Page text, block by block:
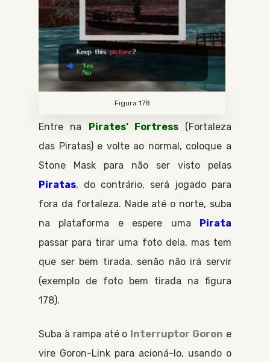
Figura 178
Entre na Pirates' Fortress
Fortaleza
das Piratas e volte ao normal, coloque a
Stone Mask para não ser visto pelas
Piratas, do contrário, será jogado para
fora da fortaleza. Nade até o norte, suba
na plataforma e espere uma Pirata
passar para tirar uma foto dela, mas tem
que ser bem tirada, senão não irá servir
(exemplo de foto bem tirada na figura
178).
Suba à rampa até o Interruptor Goron e
vire Goron-Link para acioná-lo, usando o